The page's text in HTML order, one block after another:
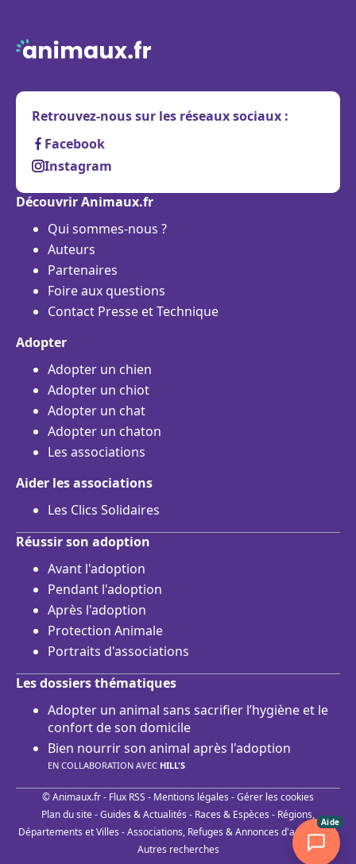
Retrouvez-nous sur les réseaux sociaux :
Facebook
Instagram
Découvrir Animaux.fr
Qui sommes-nous ?
Auteurs
Partenaires
Foire aux questions
Contact Presse et Technique
Adopter
Adopter un chien
Adopter un chiot
Adopter un chat
Adopter un chaton
Les associations
Aider les associations
Les Clics Solidaires
Réussir son adoption
Avant l'adoption
Pendant l'adoption
Après l'adoption
Protection Animale
Portraits d'associations
Les dossiers thématiques
Adopter un animal sans sacrifier l’hygiène et le
confort de son domicile
Bien nourrir son animal après l'adoption
EN COLLABORATION AVEC HILL'S
© Animaux.fr - Flux RSS - Mentions légales -Gérer les cookies
Plan du site-Guides & Actualités - Races & Espèces - Régions,
Départements et Villes -Associations, Refuges & Annonces d'adoptions-
Autres recherches
Aide